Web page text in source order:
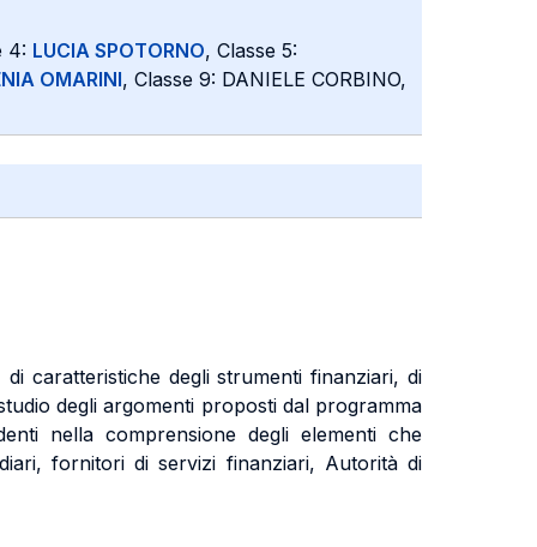
4: LUCIA SPOTORNO, Classe 5:
OMARINI, Classe 9: DANIELE CORBINO,
caratteristiche degli strumenti finanziari, di
degli argomenti proposti dal programma
nella comprensione degli elementi che
fornitori di servizi finanziari, Autorità di